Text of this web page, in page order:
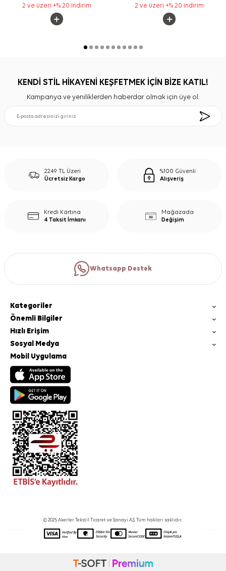
2 ve üzeri +% 20 indirim 2 ve üzeri +% 20 indirim
KENDİ STİL HİKAYENİ KEŞFETMEK İÇİN BİZE KATIL!
Kampanya ve yeniliklerden haberdar olmak için üye ol.
2249 TL Üzeri
Ücretsiz Kargo
%100 Güvenli
Alışveriş
Kredi Kartına
4 Taksit İmkanı
Mağazada
Değişim
Whatsapp Destek
Kategoriler
Önemli Bilgiler
Hızlı Erişim
Sosyal Medya
Mobil Uygulama
© 2025 Akerler Tekstil Ticaret ve Sanayi A.Ş. Tüm hakları saklıdır.